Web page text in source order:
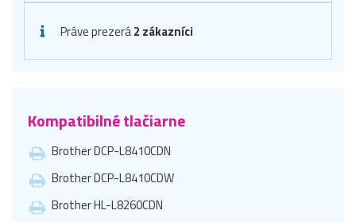
Práve prezerá2 zákazníci
Kompatibilné tlačiarne
Brother DCP-L8410CDN
Brother DCP-L8410CDW
Brother HL-L8260CDN